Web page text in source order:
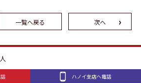
一覧へ戻る 次へ
ハノイ支店へ電話